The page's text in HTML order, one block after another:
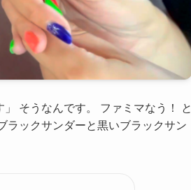
そうなんです。 ファミマなう！ と
ラックサンダーと黒いブラックサン